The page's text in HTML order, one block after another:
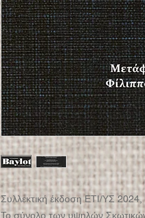
Συλλεκτική έκδοση ΕΤΙ/ΥΣ 2024,
Το σύνολο των υψηλών